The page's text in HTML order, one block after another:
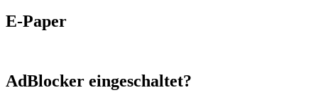
E-Paper
AdBlocker eingeschaltet?